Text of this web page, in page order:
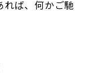
れば、何かご馳